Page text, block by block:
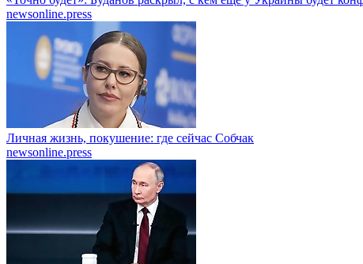
newsonline.press
Личная жизнь, покушение: где сейчас Собчак
newsonline.press